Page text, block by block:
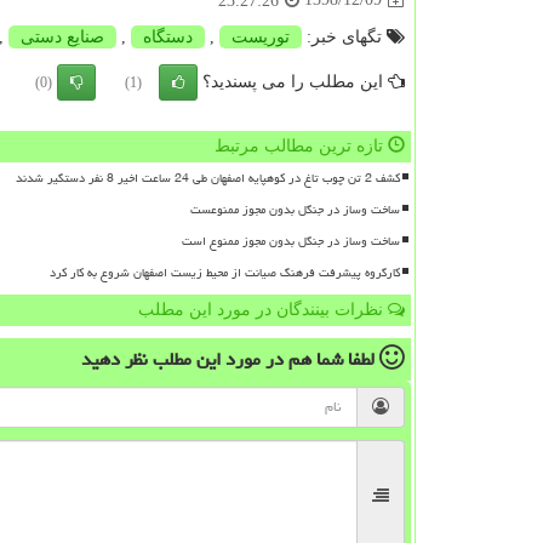
تگهای خبر:
توریست دستگاه صنایع دستی
این مطلب را می پسندید؟ (1)
(0)
تازه ترین مطالب مرتبط
کشف 2 تن چوب تاغ در کوهپایه اصفهان طی 24 ساعت اخیر 8 نفر دستگیر شدند
ساخت وساز در جنگل بدون مجوز ممنوعست
ساخت وساز در جنگل بدون مجوز ممنوع است
کارگروه پیشرفت فرهنگ صیانت از محیط زیست اصفهان شروع به کار کرد
نظرات بینندگان در مورد این مطلب
لطفا شما همدر مورد این مطلبنظر دهید